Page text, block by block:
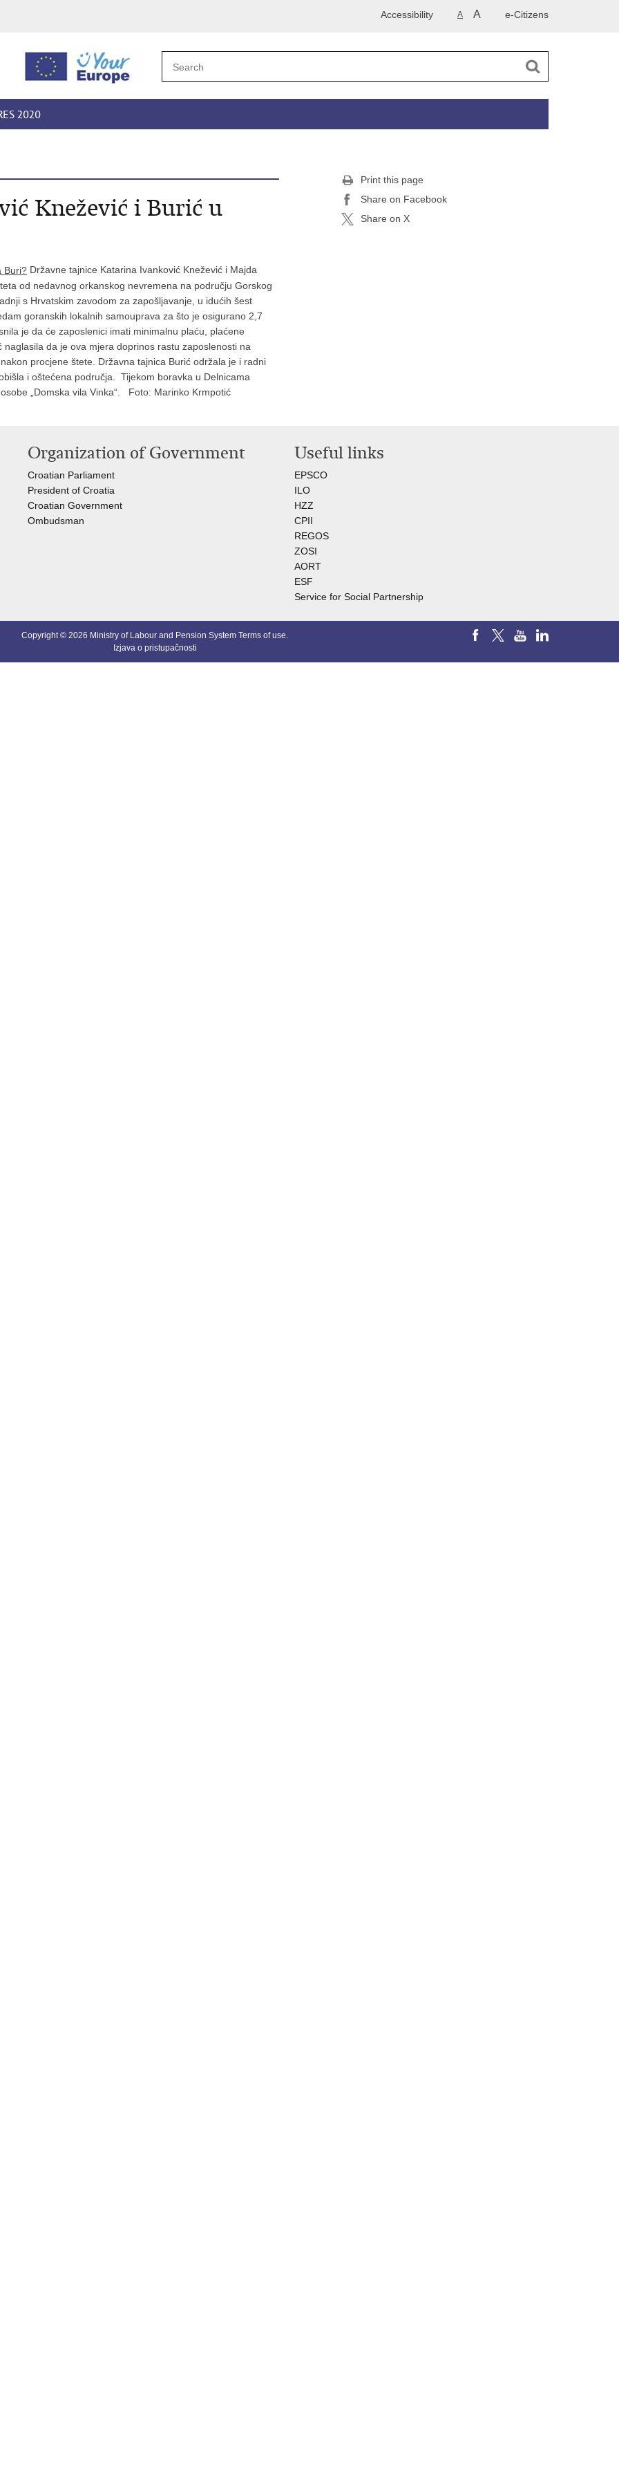
e-Citizens
A A
Accessibility
2020
Knežević i Burić u
Državne tajnice Katarina Ivanković Knežević i Majda
od nedavnog orkanskog nevremena na području Gorskog
s Hrvatskim zavodom za zapošljavanje, u idućih šest
goranskih lokalnih samouprava za što je osigurano 2,7
je da će zaposlenici imati minimalnu plaću, plaćene
da je ova mjera doprinos rastu zaposlenosti na
procjene štete. Državna tajnica Burić održala je i radni
i oštećena područja. Tijekom boravka u Delnicama
osobe „Domska vila Vinka“. Foto: Marinko Krmpotić
Print this page
Share on Facebook
Share on X
Organization of Government
Croatian Parliament
President of Croatia
Croatian Government
Ombudsman​
Useful links
EPSCO
ILO
HZZ
CPII
REGOS
ZOSI
AORT
ESF
Service for Social Partnership
Copyright © 2026 Ministry of Labour and Pension System Terms of use.
Izjava o pristupačnosti